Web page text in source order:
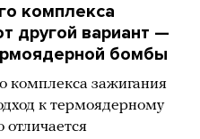
комплекса
другой вариант —
бомбы
комплекса зажигания
к термоядерному
отличается